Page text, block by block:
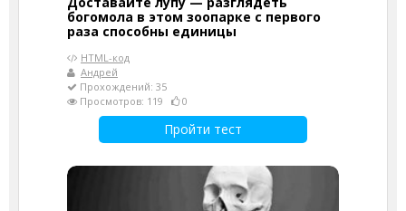
богомола в этом зоопарке с первого
раза способны единицы
HTML-код
Андрей
Прохождений: 35
Просмотров: 119
0
Пройти тест